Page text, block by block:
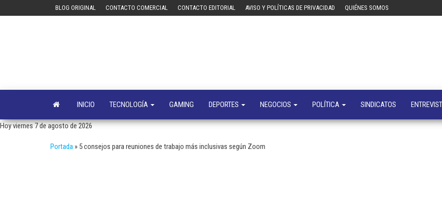
BLOG ORIGINAL CONTACTO COMERCIAL CONTACTO EDITORIAL AVISO Y POLÍTICAS DE PRIVACIDAD QUIÉNES SOMOS
negocios
INICIO TECNOLOGÍA GAMING DEPORTES NEGOCIOS POLÍTICA SINDICATOS
Hoy viernes 7 de agosto de 2026
Portada » 5 consejos para reuniones de trabajo más inclusivas según Zoom